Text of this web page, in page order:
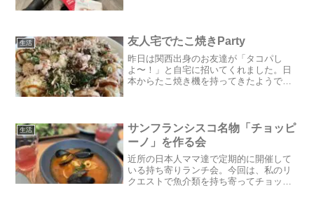
う...
生活 友人宅でたこ焼きParty
昨日は関西出身のお友達が「タコパし
よ〜！」と自宅に招いてくれました。日
本からたこ焼き機を持ってきたようで、
きが出来上がる間一緒に遊...
生活
サンフランシスコ名物「チョッピ
ーノ」を作る会
近所の日本人ママ達で定期的に開催して
いる持ち寄りランチ会。今回は、私のリ
クエストで魚介類を持ち寄ってチョッピ